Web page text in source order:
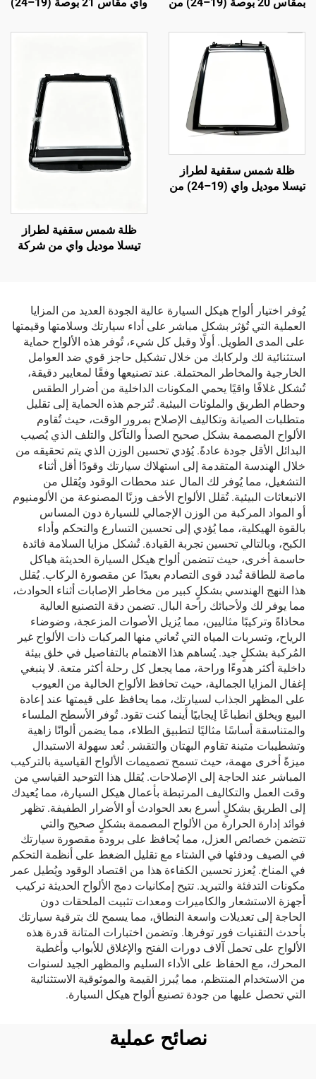
ظلة شمس سقفية لطراز
تيسلا موديل واي (19–24) من
ظلة شمس سقفية لطراز
تيسلا موديل واي من شركة
يُوفر اختيار ألواح هيكل السيارة عالية الجودة العديد من المزايا
العملية التي تُؤثر بشكل مباشر على أداء سيارتك وسلامتها وقيمتها
على المدى الطويل. أولًا وقبل كل شيء، تُوفر هذه الألواح حماية
استثنائية لك ولركابك من خلال تشكيل حاجز قوي ضد العوامل
الخارجية والمخاطر المحتملة. عند تصنيعها وفقًا لمعايير دقيقة،
تُشكل غلافًا واقيًا يحمي المكونات الداخلية من أضرار الطقس
وحطام الطريق والملوثات البيئية. تُترجم هذه الحماية إلى تقليل
متطلبات الصيانة وتكاليف الإصلاح بمرور الوقت، حيث تُقاوم
الألواح المصممة بشكل صحيح الصدأ والتآكل والتلف الذي يُصيب
البدائل الأقل جودة عادةً. يُؤدي تحسين الوزن الذي يتم تحقيقه من
خلال الهندسة المتقدمة إلى استهلاك سيارتك وقودًا أقل أثناء
التشغيل، مما يُوفر لك المال عند محطات الوقود ويُقلل من
الانبعاثات البيئية. تُقلل الألواح الأخف وزنًا المصنوعة من الألومنيوم
أو المواد المركبة من الوزن الإجمالي للسيارة دون المساس
بالقوة الهيكلية، مما يُؤدي إلى تحسين التسارع والتحكم وأداء
الكبح، وبالتالي تحسين تجربة القيادة. تُشكل مزايا السلامة فائدة
حاسمة أخرى، حيث تتضمن ألواح هيكل السيارة الحديثة هياكل
ماصة للطاقة تُبدد قوى التصادم بعيدًا عن مقصورة الركاب. يُقلل
هذا النهج الهندسي بشكلٍ كبير من مخاطر الإصابات أثناء الحوادث،
مما يوفر لك ولأحبائك راحة البال. تضمن دقة التصنيع العالية
محاذاةً وتركيبًا مثاليين، مما يُزيل الأصوات المزعجة، وضوضاء
الرياح، وتسربات المياه التي تُعاني منها المركبات ذات الألواح غير
المُركبة بشكلٍ جيد. يُساهم هذا الاهتمام بالتفاصيل في خلق بيئة
داخلية أكثر هدوءًا وراحة، مما يجعل كل رحلة أكثر متعة. لا ينبغي
إغفال المزايا الجمالية، حيث تحافظ الألواح الخالية من العيوب
على المظهر الجذاب لسيارتك، مما يحافظ على قيمتها عند إعادة
البيع ويخلق انطباعًا إيجابيًا أينما كنت تقود. تُوفر الأسطح الملساء
والمتناسقة أساسًا مثاليًا لتطبيق الطلاء، مما يضمن ألوانًا زاهية
وتشطيبات متينة تقاوم البهتان والتقشر. تُعد سهولة الاستبدال
ميزةً أخرى مهمة، حيث تسمح تصميمات الألواح القياسية بالتركيب
المباشر عند الحاجة إلى الإصلاحات. يُقلل هذا التوحيد القياسي من
وقت العمل والتكاليف المرتبطة بأعمال هيكل السيارة، مما يُعيدك
إلى الطريق بشكلٍ أسرع بعد الحوادث أو الأضرار الطفيفة. تظهر
فوائد إدارة الحرارة من الألواح المصممة بشكلٍ صحيح والتي
تتضمن خصائص العزل، مما يُحافظ على برودة مقصورة سيارتك
في الصيف ودفئها في الشتاء مع تقليل الضغط على أنظمة التحكم
في المناخ. يُعزز تحسين الكفاءة هذا من اقتصاد الوقود ويُطيل عمر
مكونات التدفئة والتبريد. تتيح إمكانيات دمج الألواح الحديثة تركيب
أجهزة الاستشعار والكاميرات ومعدات تثبيت الملحقات دون
الحاجة إلى تعديلات واسعة النطاق، مما يسمح لك بترقية سيارتك
بأحدث التقنيات فور توفرها. وتضمن اختبارات المتانة قدرة هذه
الألواح على تحمل آلاف دورات الفتح والإغلاق للأبواب وأغطية
المحرك، مع الحفاظ على الأداء السليم والمظهر الجيد لسنوات
من الاستخدام المنتظم، مما يُبرز القيمة والموثوقية الاستثنائية
التي تحصل عليها من جودة تصنيع ألواح هيكل السيارة.
نصائح عملية